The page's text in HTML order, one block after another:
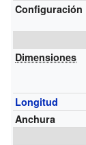
Configuración
Dimensiones
Longitud
Anchura